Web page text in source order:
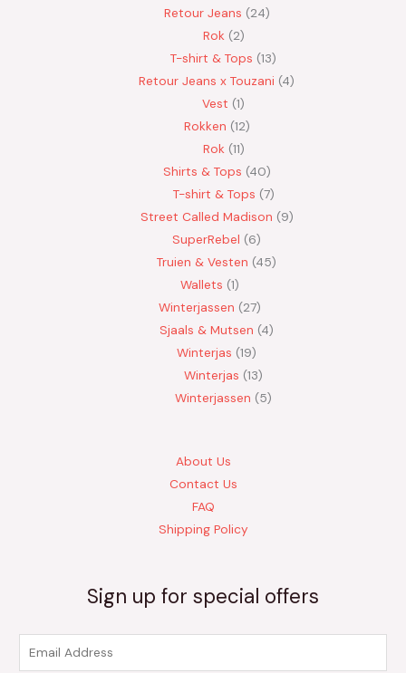
Retour Jeans 24
Rok 2
T-shirt & Tops 13
Retour Jeans x Touzani 4
Vest 1
Rokken 12
Rok 11
Shirts & Tops 40
T-shirt & Tops 7
Street Called Madison 9
SuperRebel
6
Truien & Vesten 45
Wallets 1
Winterjassen
27
Sjaals & Mutsen 4
Winterjas 19
Winterjas 13
Winterjassen
5
About Us
Contact Us
FAQ
Shipping Policy
Sign up for special offers
m